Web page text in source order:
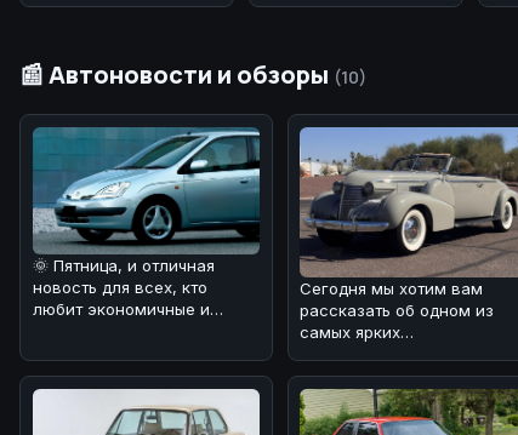
📰 Автоновости и обзоры (10)
🌞 Пятница, и отличная
новость для всех, кто
любит экономичные и
Сегодня мы хотим вам
рассказать об одном из
самых ярких
классического
американского а